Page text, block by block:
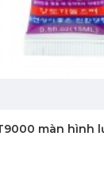
màn hình